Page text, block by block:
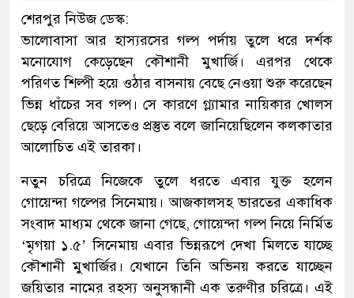
শেরপুর নিউজ ডেস্ক:
ভালোবাসা আর হাস্যরসের গল্প পর্দায় তুলে ধরে দর্শক
মনোযোগ কেড়েছেন কৌশানী মুখার্জি। এরপর থেকে
পরিণত শিল্পী হয়ে ওঠার বাসনায় বেছে নেওয়া শুরু করেছেন
ভিন্ন ধাঁচের সব গল্প। সে কারণে গ্ল্যামার নায়িকার খোলস
ছেড়ে বেরিয়ে আসতেও প্রস্তুত বলে জানিয়েছিলেন কলকাতার
আলোচিত এই তারকা।
নতুন চরিত্রে নিজেকে তুলে ধরতে এবার যুক্ত হলেন
গোয়েন্দা গল্পের সিনেমায়। আজকালসহ ভারতের একাধিক
সংবাদ মাধ্যম থেকে জানা গেছে, গোয়েন্দা গল্প নিয়ে নির্মিত
‘মৃগয়া ১.৫’ সিনেমায় এবার ভিন্নরূপে দেখা মিলতে যাচ্ছে
কৌশানী মুখার্জির। যেখানে তিনি অভিনয় করতে যাচ্ছেন
জয়িতার নামের রহস্য অনুসন্ধানী এক তরুণীর চরিত্রে। এই